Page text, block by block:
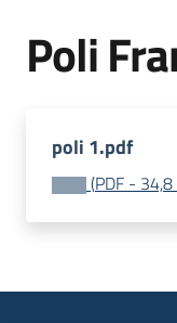
Poli
poli 1.pdf
(PDF - 34,8